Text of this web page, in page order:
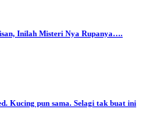
Inilah Misteri Nya Rupanya….
Kucing pun sama. Selagi tak buat ini